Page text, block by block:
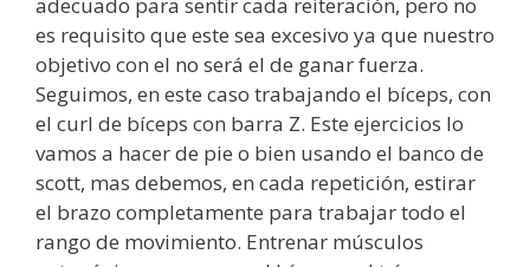
adecuado para sentir cada reiteración, pero no
es requisito que este sea excesivo ya que nuestro
objetivo con el no será el de ganar fuerza.
Seguimos, en este caso trabajando el bíceps, con
el curl de bíceps con barra Z. Este ejercicios lo
vamos a hacer de pie o bien usando el banco de
scott, mas debemos, en cada repetición, estirar
el brazo completamente para trabajar todo el
rango de movimiento. Entrenar músculos